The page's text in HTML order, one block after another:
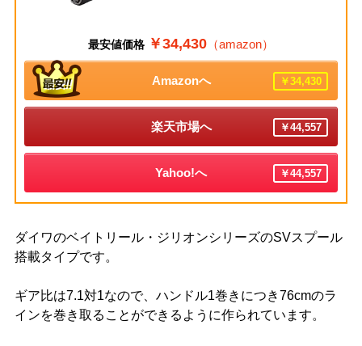
最安値価格 ￥34,430 （amazon）
Amazonへ ￥34,430
楽天市場へ ￥44,557
Yahoo!へ ￥44,557
ダイワのベイトリール・ジリオンシリーズのSVスプール
搭載タイプです。
ギア比は7.1対1なので、ハンドル1巻きにつき76cmのラ
インを巻き取ることができるように作られています。